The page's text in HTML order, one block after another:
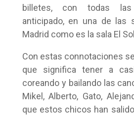
billetes, con todas
anticipado, en una de las
Madrid como es la sala El
Con estas connotaciones
que significa tener a
coreando y bailando las
Mikel, Alberto, Gato,
que estos chicos han